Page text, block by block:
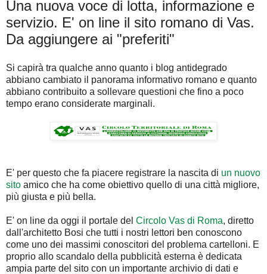
Una nuova voce di lotta, informazione e
servizio. E' on line il sito romano di Vas.
Da aggiungere ai "preferiti"
Si capirà tra qualche anno quanto i blog antidegrado
abbiano cambiato il panorama informativo romano e quanto
abbiano contribuito a sollevare questioni che fino a poco
tempo erano considerate marginali.
E' per questo che fa piacere registrare la nascita di un nuovo
sito amico che ha come obiettivo quello di una città migliore,
più giusta e più bella.
E' on line da oggi il portale del Circolo Vas di Roma, diretto
dall'architetto Bosi che tutti i nostri lettori ben conoscono
come uno dei massimi conoscitori del problema cartelloni. E
proprio allo scandalo della pubblicità esterna è dedicata
ampia parte del sito con un importante archivio di dati e